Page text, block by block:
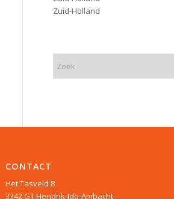
Zuid-Holland
CONTACT
Het Tasveld 8
3342 GT Hendrik-Ido-Ambacht